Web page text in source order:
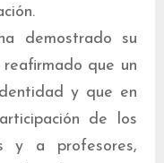
demostrado su
que un
y que en
de los
y a profesores,